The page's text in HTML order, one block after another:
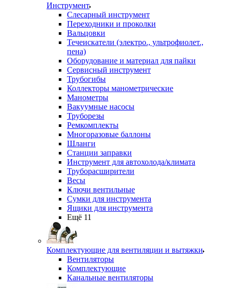
Инструмент
Слесарный инструмент
Переходники и проколки
Вальцовки
Течеискатели (электро., ультрофиолет.,
пена)
Оборудование и материал для пайки
Сервисный инструмент
Трубогибы
Коллекторы манометрические
Манометры
Вакуумные насосы
Труборезы
Ремкомплекты
Многоразовые баллоны
Шланги
Станции заправки
Инструмент для автохолода/климата
Труборасширители
Весы
Ключи вентильные
Сумки для инструмента
Ящики для инструмента
Ещё 11
Комплектующие для вентиляции и вытяжки
Вентиляторы
Комплектующие
Канальные вентиляторы